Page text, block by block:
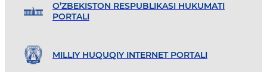
O’ZBEKISTON RESPUBLIKASI HUKUMATI
PORTALI
MILLIY HUQUQIY INTERNET PORTALI